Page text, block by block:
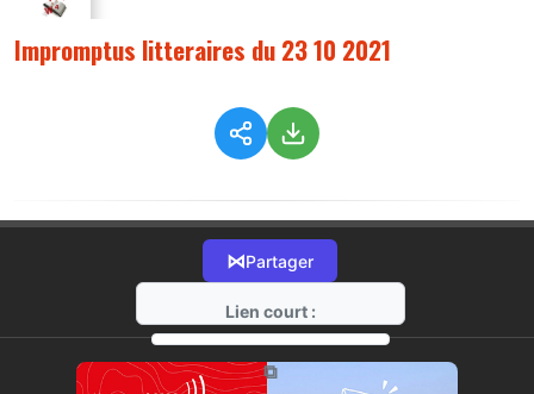
Impromptus litteraires du 23 10 2021
⋈Partager
Lien court :
https://radio-g.fr?6590
⧉